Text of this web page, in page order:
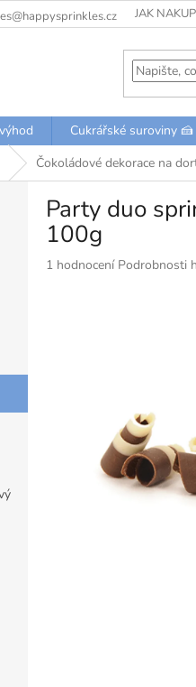
JAK
Cukrářské suroviny 🍰
Čokoládové dekorace na
Party duo
100g
Průměrné
1 hodnocení Podrobnosti